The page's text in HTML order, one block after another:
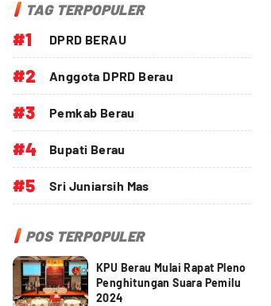
TAG TERPOPULER
#1 DPRD BERAU
#2 Anggota DPRD Berau
#3 Pemkab Berau
#4 Bupati Berau
#5 Sri Juniarsih Mas
POS TERPOPULER
KPU Berau Mulai Rapat Pleno
Penghitungan Suara Pemilu
2024